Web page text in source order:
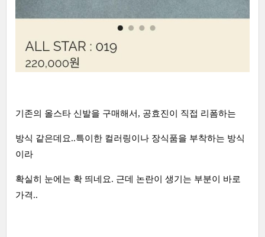
기존의 올스타 신발을 구매해서, 공효진이 직접 리폼하는
방식 같은데요..특이한 컬러링이나 장식품을 부착하는 방식
이라
확실히 눈에는 확 띄네요. 근데 논란이 생기는 부분이 바로
가격..